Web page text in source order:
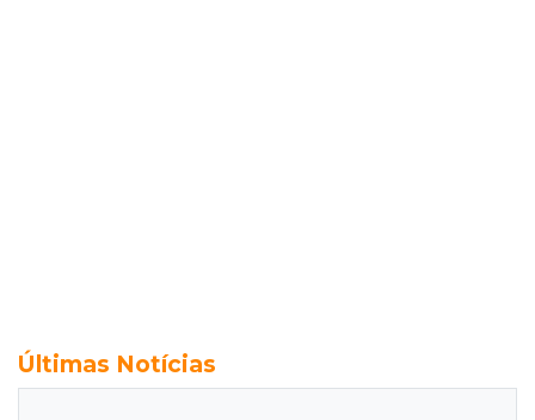
Últimas Notícias